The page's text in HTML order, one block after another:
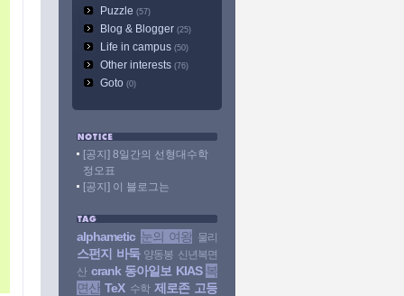
Puzzle (57)
Blog & Blogger (25)
Life in campus (50)
Other interests (76)
Goto (0)
[공지] 8일간의 선형대수학
정오표
[공지] 이 블로그는
alphametic 눈의 여왕 물리
스펀지 바둑 양동봉 신년복면
산 crank 동아일보 KIAS 복
면산 TeX 수학 제로존 고등